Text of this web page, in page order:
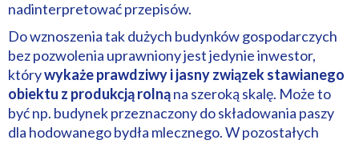
nadinterpretować przepisów.
Do wznoszenia tak dużych budynków gospodarczych
bez pozwolenia uprawniony jest jedynie inwestor,
którywykaże prawdziwy i jasny związek stawianego
obiektu z produkcją rolnąna szeroką skalę. Może to
być np. budynek przeznaczony do składowania paszy
dla hodowanego bydła mlecznego. W pozostałych